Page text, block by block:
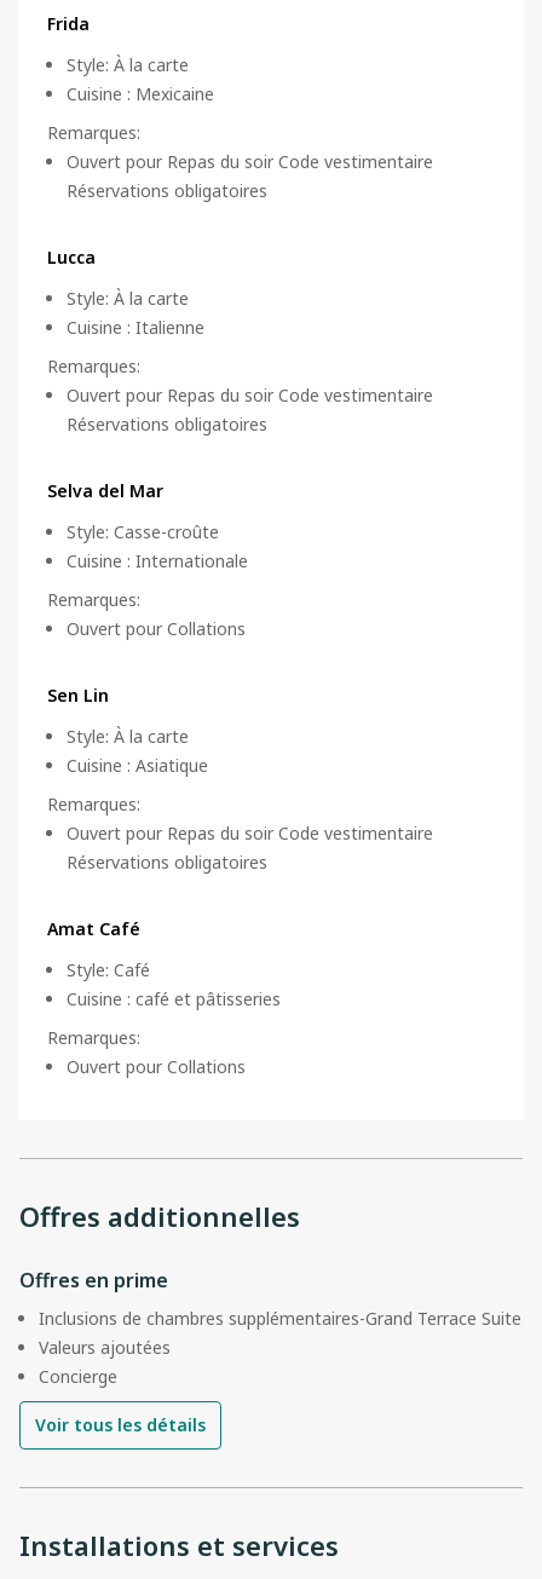
Frida
Style: À la carte
Cuisine : Mexicaine
Remarques:
Ouvert pour Repas du soir Code vestimentaire
Réservations obligatoires
Lucca
Style: À la carte
Cuisine : Italienne
Remarques:
Ouvert pour Repas du soir Code vestimentaire
Réservations obligatoires
Selva del Mar
Style: Casse-croûte
Cuisine : Internationale
Remarques:
Ouvert pour Collations
Sen Lin
Style: À la carte
Cuisine : Asiatique
Remarques:
Ouvert pour Repas du soir Code vestimentaire
Réservations obligatoires
Amat Café
Style: Café
Cuisine : café et pâtisseries
Remarques:
Ouvert pour Collations
Offres additionnelles
Offres en prime
Inclusions de chambres supplémentaires-Grand Terrace Suite
Valeurs ajoutées
Concierge
Voir tous les détails
Installations et services